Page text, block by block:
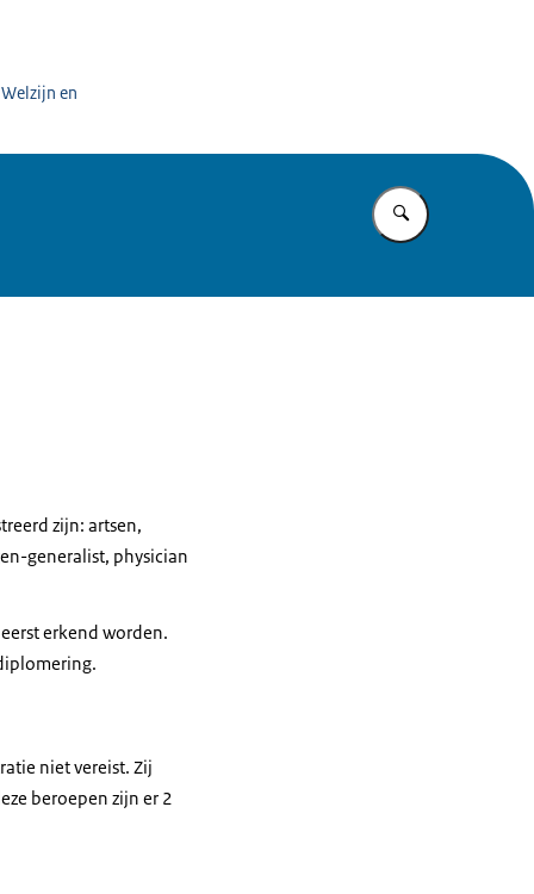
en
Vul in wat u
zijn: artsen,
generalist, physician
erkend worden.
niet vereist. Zij
beroepen zijn er 2